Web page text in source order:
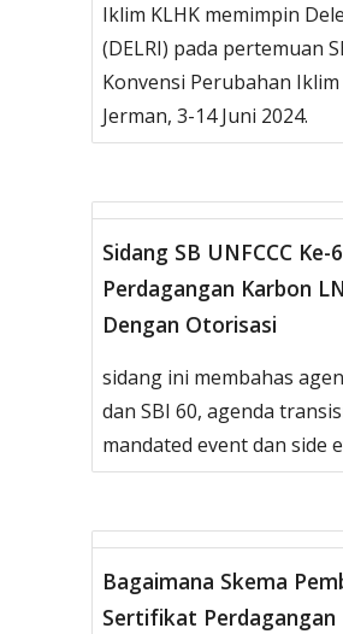
Iklim KLHK memimpin
(DELRI) pada pertemuan
Konvensi Perubahan
Jerman, 3-14 Juni 2024.
Sidang SB UNFCCC Ke-
Perdagangan Karbon
Dengan Otorisasi
sidang ini membahas
dan SBI 60, agenda
mandated event dan side
Bagaimana Skema
Sertifikat Perdagangan